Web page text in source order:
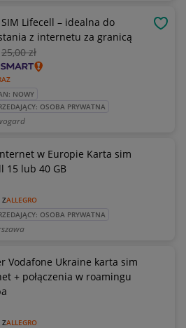
Lifecell – idealna do
z internetu za granicą
25,00 zł
NOWY
OSOBA PRYWATNA
w Europie Karta sim
15 lub 40 GB
ZALLEGRO
OSOBA PRYWATNA
Vodafone Ukraine karta sim
+ połączenia w roamingu
ZALLEGRO